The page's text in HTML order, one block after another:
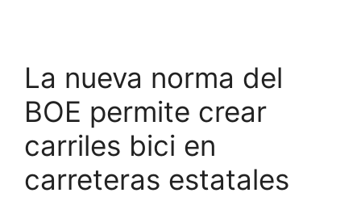
La nueva norma del
BOE permite crear
carriles bici en
carreteras estatales